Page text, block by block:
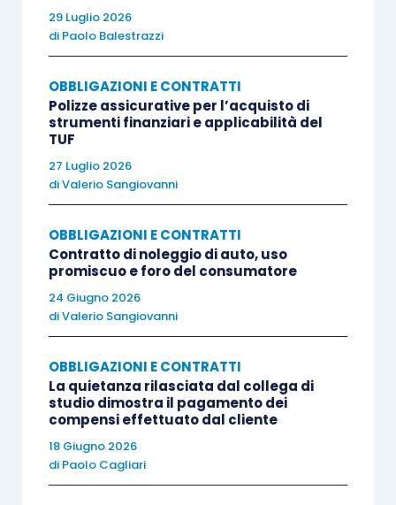
29 Luglio 2026
di Paolo Balestrazzi
OBBLIGAZIONI E CONTRATTI
Polizze assicurative per l’acquisto di
strumenti finanziari e applicabilità del
TUF
27 Luglio 2026
diValerio Sangiovanni
OBBLIGAZIONI E CONTRATTI
Contratto di noleggio di auto, uso
promiscuo e foro del consumatore
24 Giugno 2026
diValerio Sangiovanni
OBBLIGAZIONI E CONTRATTI
La quietanza rilasciata dal collega di
studio dimostra il pagamento dei
compensi effettuato dal cliente
18 Giugno 2026
di Paolo Cagliari